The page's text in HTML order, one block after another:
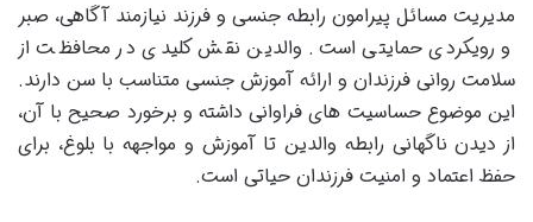
مدیریت مسائل پیرامون رابطه جنسی و فرزند نیازمند آگاهی، صبر
و رویکردی حمایتی است. والدین نقش کلیدی در محافظت از
سلامت روانی فرزندان و ارائه آموزش جنسی متناسب با سن دارند.
این موضوع حساسیت های فراوانی داشته و برخورد صحیح با آن،
از دیدن ناگهانی رابطه والدین تا آموزش و مواجهه با بلوغ، برای
حفظ اعتماد و امنیت فرزندان حیاتی است.